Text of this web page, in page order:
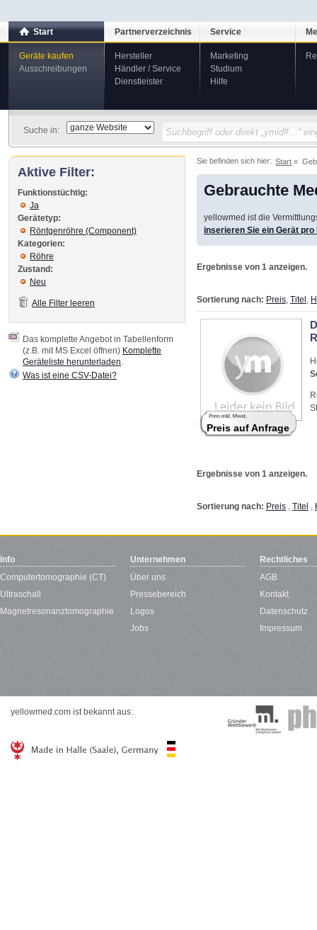
Start
Geräte kaufen
Ausschreibungen
Partnerverzeichnis
Hersteller
Händler / Service
Dienstleister
Service
Marketing
Studium
Hilfe
Suche in:
Sie befinden sich hier: Start
Gebrauchte
yellowmed ist die
inserieren Sie ein Gerät
Ergebnisse von 1 anzeigen.
Sortierung nach: Preis Titel
Preis auf Anfrage
Ergebnisse von 1 anzeigen.
Sortierung nach: Preis , Titel ,
Aktive Filter:
Funktionstüchtig:
Ja
Gerätetyp:
Röntgenröhre (Component)
Kategorien:
Röhre
Zustand:
Neu
Alle Filter leeren
Das komplette Angebot in Tabellenform
(z.B. mit MS Excel öffnen) Komplette
Geräteliste herunterladen
Was ist eine CSV-Datei?
Info
Computertomographie (CT)
Ultraschall
Magnetresonanztomographie
Unternehmen
Über uns
Pressebereich
Logos
Jobs
Rechtliches
AGB
Kontakt
Datenschutz
Impressum
yellowmed.com ist bekannt aus: